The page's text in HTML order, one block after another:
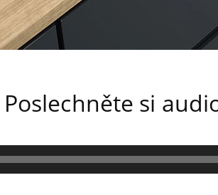
Poslechněte si